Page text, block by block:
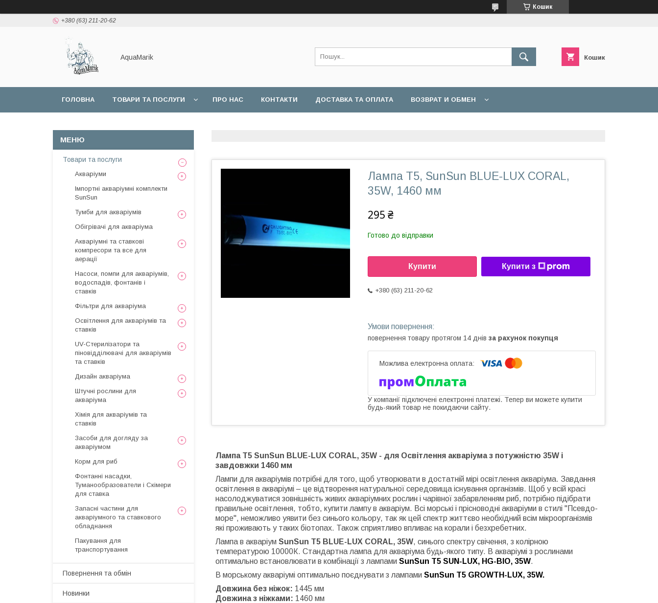
Кошик
+380 (63) 211-20-62
AquaMarik Кошик
ГОЛОВНА ТОВАРИ ТА ПОСЛУГИ ПРО НАС КОНТАКТИ ДОСТАВКА ТА ОПЛАТА ВОЗВРАТ И ОБМЕН
Лампа T5, SunSun BLUE-LUX CORAL,
35W, 1460 мм
295 ₴
Готово до відправки
Купити Купити з
+380 (63) 211-20-62
повернення товару протягом 14 днів за рахунок покупця
У компанії підключені електронні платежі. Тепер ви можете купити
будь-який товар не покидаючи сайту.
Лампа T5 SunSun BLUE-LUX CORAL, 35W - для Освітлення акваріума з потужністю 35W і
завдовжки 1460 мм
Лампи для акваріумів потрібні для того, щоб утворювати в достатній мірі освітлення акваріума. Завдання
освітлення в акваріумі – це відтворення натуральної середовища існування організмів. Щоб у всій красі
насолоджуватися зовнішність живих акваріумних рослин і чарівної забарвленням риб, потрібно підібрати
правильне освітлення, тобто, купити лампу в акваріум. Всі морські і прісноводні акваріуми в стилі "Псевдо-
море", неможливо уявити без синього кольору, так як цей спектр життєво необхідний всім мікроорганізмів
які проживають у таких біотопах. Також сприятливо впливає на корали і безхребетних.
Лампа в акваріум SunSun T5 BLUE-LUX CORAL, 35W, синього спектру свічення, з колірною
температурою 10000К. Стандартна лампа для акваріума будь-якого типу. В акваріумі з рослинами
оптимально встановлювати в комбінації з лампами SunSun Т5 SUN-LUX, HG-BIO, 35W.
В морському акваріумі оптимально поєднувати з лампами SunSun Т5 GROWTH-LUX, 35W.
Довжина без ніжок: 1445 мм
Довжина з ніжками: 1460 мм
Товари та послуги
Акваріуми
Імпортні акваріумні комплекти
SunSun
Тумби для акваріумів
Обігрівачі для акваріума
Акваріумні та ставкові
компресори та все для
аерації
Насоси, помпи для акваріумів,
водоспадів, фонтанів і
ставків
Фільтри для акваріума
Освітлення для акваріумів та
ставків
UV-Стерилізатори та
піновідділювачі для акваріумів
та ставків
Дизайн акваріума
Штучні рослини для
акваріума
Хімія для акваріумів та
ставків
Засоби для догляду за
акваріумом
Корм для риб
Фонтанні насадки,
Туманообразователи і Скімери
для ставка
Запасні частини для
акваріумного та ставкового
обладнання
Пакування для
транспортування
Повернення та обмін
Новинки